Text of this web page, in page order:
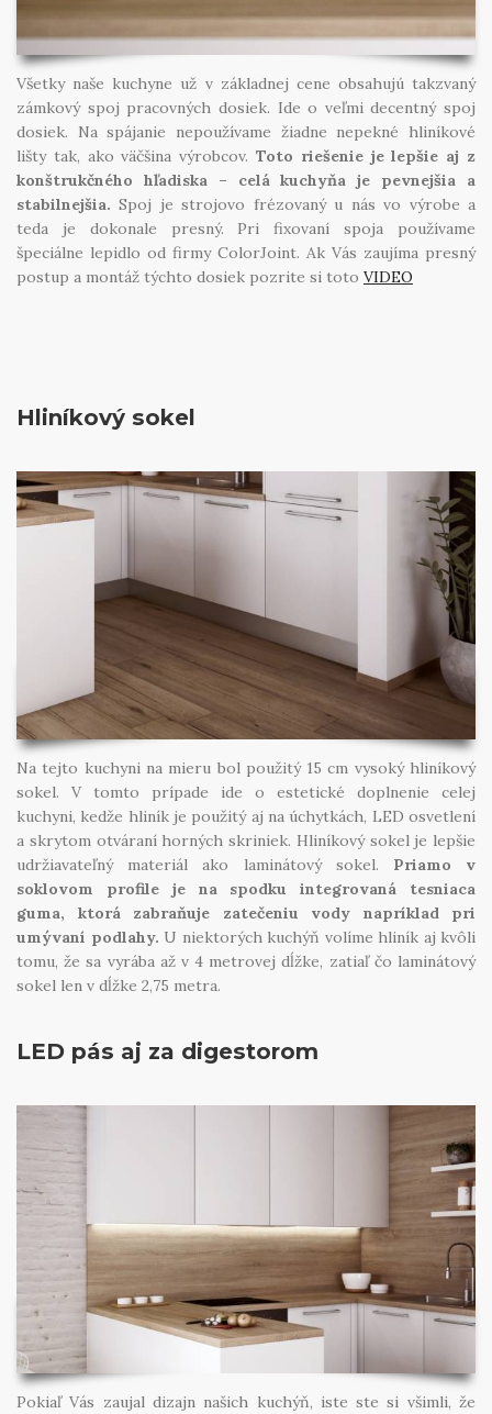
Všetky naše kuchyne už v základnej cene obsahujú takzvaný
zámkový spoj pracovných dosiek. Ide o veľmi decentný spoj
dosiek. Na spájanie nepoužívame žiadne nepekné hliníkové
lišty tak, ako väčšina výrobcov. Toto riešenie je lepšie aj z
konštrukčného hľadiska – celá kuchyňa je pevnejšia a
stabilnejšia. Spoj je strojovo frézovaný u nás vo výrobe a
teda je dokonale presný. Pri fixovaní spoja používame
špeciálne lepidlo od firmy ColorJoint. Ak Vás zaujíma presný
postup a montáž týchto dosiek pozrite si toto VIDEO
Hliníkový sokel
Na tejto kuchyni na mieru bol použitý 15 cm vysoký hliníkový
sokel. V tomto prípade ide o estetické doplnenie celej
kuchyni, kedže hliník je použitý aj na úchytkách, LED osvetlení
a skrytom otváraní horných skriniek. Hliníkový sokel je lepšie
udržiavateľný materiál ako laminátový sokel. Priamo v
soklovom profile je na spodku integrovaná tesniaca
guma, ktorá zabraňuje zatečeniu vody napríklad pri
umývaní podlahy. U niektorých kuchýň volíme hliník aj kvôli
tomu, že sa vyrába až v 4 metrovej dĺžke, zatiaľ čo laminátový
sokel len v dĺžke 2,75 metra.
LED pás aj za digestorom
Pokiaľ Vás zaujal dizajn našich kuchýň, iste ste si všimli, že